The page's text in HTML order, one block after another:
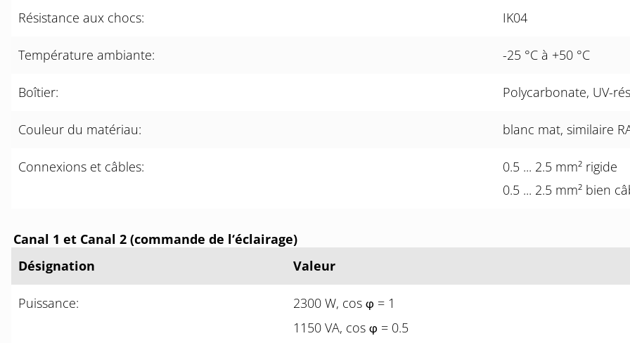
Résistance aux chocs: IK04
Température ambiante: -25 °C à +50 °C
Boîtier: Polycarbonate, UV-
Couleur du matériau: blanc mat, similaire
Connexions et câbles:
0.5 ... 2.5 mm² rigide
0.5 ... 2.5 mm² bien
Canal 1 et Canal 2 (commande de l‘éclairage)
Désignation
Valeur
Puissance: 2300 W, cos φ = 1
1150 VA, cos φ = 0.5